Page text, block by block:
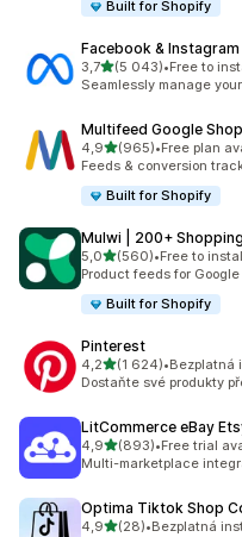
Built for Shopify
Facebook & Instagram
3,7z 5 hvězd
(5 043)
Celkový počet recenzí:
•Free to
Seamlessly manage
Multifeed Google
4,9z 5 hvězd
(965)
Celkový počet recenzí:
•Free plan
Feeds & conversion
Built for Shopify
Mulwi | 200+
5,0z 5 hvězd
(560)
Celkový počet recenzí:
•Free to
Product feeds for
Built for Shopify
Pinterest
4,2z 5 hvězd
(1 624)
Celkový počet recenzí:
•Bezplatná
Dostaňte své produkty
LitCommerce eBay
4,9z 5 hvězd
(893)
Celkový počet recenzí:
•Free trial
Multi-marketplace
Optima Tiktok Shop
4,9z 5 hvězd
(28)
Celkový počet recenzí:
•Bezplatná